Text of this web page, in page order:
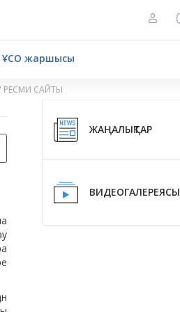
ҰСО жаршысы
РЕСМИ САЙТЫ
ЖАҢАЛЫҚТАР
ВИДЕОГАЛЕРЕЯСЫ